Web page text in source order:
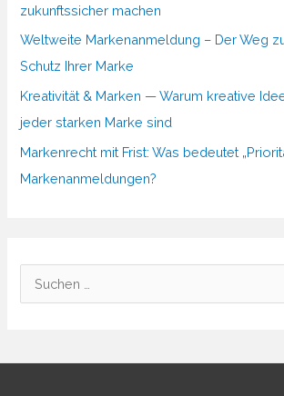
zukunftssicher machen
Weltweite Markenanmeldung – Der Weg
Schutz Ihrer Marke
Kreativität & Marken — Warum kreative
jeder starken Marke sind
Markenrecht mit Frist: Was bedeutet
Markenanmeldungen?
u